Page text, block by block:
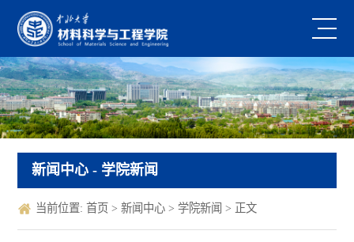
新闻中心 - 学院新闻
当前位置: 首页 > 新闻中心 > 学院新闻 > 正文